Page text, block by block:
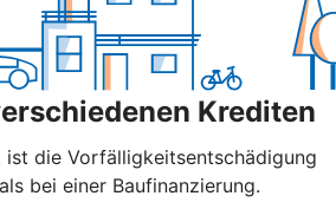
Krediten
ist die Vorfälligkeitsentschädigung
bei einer Baufinanzierung.